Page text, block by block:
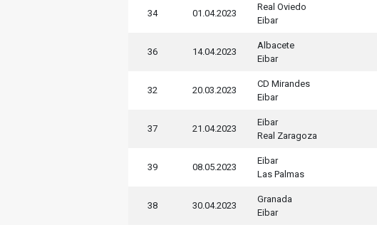
34 01.04.2023
Real Oviedo
Eibar
36 14.04.2023
Albacete
Eibar
32 20.03.2023
CD Mirandes
Eibar
37 21.04.2023
Eibar
Real Zaragoza
39 08.05.2023
Eibar
Las Palmas
38 30.04.2023
Granada
Eibar